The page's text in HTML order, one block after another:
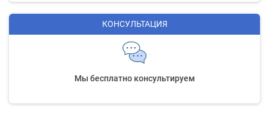
КОНСУЛЬТАЦИЯ
Мы бесплатно консультируем